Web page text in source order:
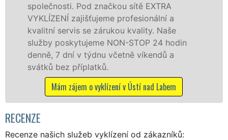
Pod značkou sítě EXTRA
zajišťujeme profesionální a
se zárukou kvality. Naše
NON-STOP 24 hodin
dní v týdnu včetně víkendů a
příplatků.
zájem o vyklízení v Ústí nad Labem
práce, a
RECENZE
Recenze našich služeb vyklízení od zákazníků: